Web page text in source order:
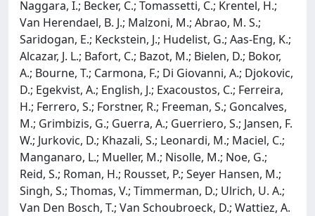
Naggara, I.; Becker, C.; Tomassetti, C.; Krentel, H.;
Van Herendael, B. J.; Malzoni, M.; Abrao, M. S.;
Saridogan, E.; Keckstein, J.; Hudelist, G.; Aas-Eng, K.;
Alcazar, J. L.; Bafort, C.; Bazot, M.; Bielen, D.; Bokor,
A.; Bourne, T.; Carmona, F.; Di Giovanni, A.; Djokovic,
D.; Egekvist, A.; English, J.; Exacoustos, C.; Ferreira,
H.; Ferrero, S.; Forstner, R.; Freeman, S.; Goncalves,
M.; Grimbizis, G.; Guerra, A.; Guerriero, S.; Jansen, F.
W.; Jurkovic, D.; Khazali, S.; Leonardi, M.; Maciel, C.;
Manganaro, L.; Mueller, M.; Nisolle, M.; Noe, G.;
Reid, S.; Roman, H.; Rousset, P.; Seyer Hansen, M.;
Singh, S.; Thomas, V.; Timmerman, D.; Ulrich, U. A.;
Van Den Bosch, T.; Van Schoubroeck, D.; Wattiez, A.